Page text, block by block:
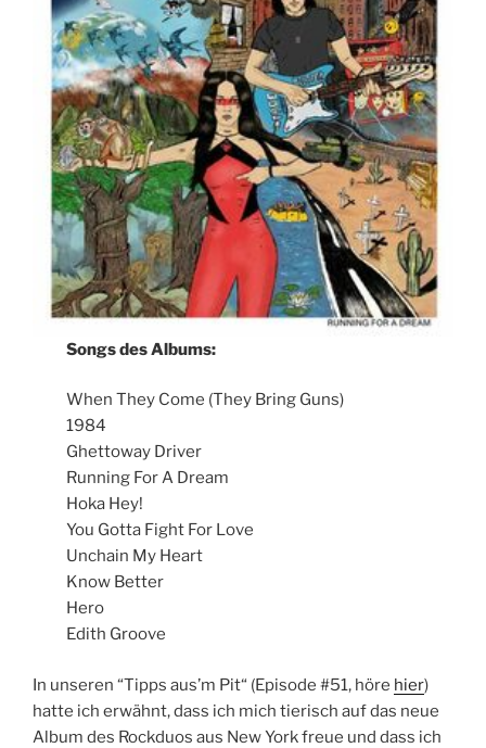
Songs des Albums:
When They Come (They Bring Guns)
1984
Ghettoway Driver
Running For A Dream
Hoka Hey!
You Gotta Fight For Love
Unchain My Heart
Know Better
Hero
Edith Groove
In unseren “Tipps aus’m Pit“ (Episode #51, höre hier)
hatte ich erwähnt, dass ich mich tierisch auf das neue
Album des Rockduos aus New York freue und dass ich